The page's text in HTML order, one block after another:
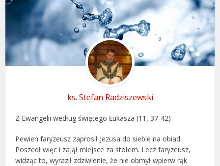
ks. Stefan Radziszewski
Z Ewangelii według świętego Łukasza (11, 37-42)
Pewien faryzeusz zaprosił Jezusa do siebie na obiad.
Poszedł więc i zajął miejsce za stołem. Lecz faryzeusz,
widząc to, wyraził zdziwienie, że nie obmył wpierw rąk